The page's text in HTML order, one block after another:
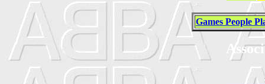
Games People